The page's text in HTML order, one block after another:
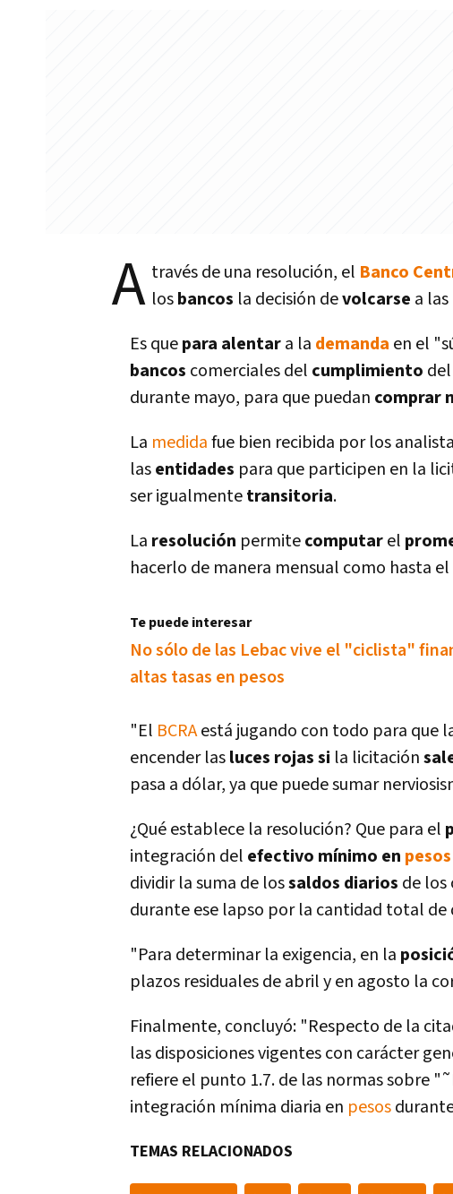
A través de una resolución, el Banco
losbancos la decisión devolcarse a las
Es quepara alentara la demanda en el
bancos comerciales del cumplimiento del
durante mayo, para que puedan comprar
La medidafue bien recibida por los
lasentidades para que participen en la
ser igualmentetransitoria.
La resolución permitecomputarel
hacerlo de manera mensual como hasta
Te puede interesar
No sólo de las Lebac vive el "ciclista"
altas tasas en pesos
"El BCRAestá jugando con todo para que
encender lasluces rojas si la licitación
pasa a dólar, ya que puede sumar
¿Qué establece la resolución? Que para el
integración del efectivo mí­nimo en pesos
dividir la suma de lossaldos diarios de
durante ese lapso por la cantidad total de
"Para determinar la exigencia, en la
plazos residuales de abril y en agosto la
Finalmente, concluyó: "Respecto de la
las disposiciones vigentes con carácter
refiere el punto 1.7. de las normas sobre
integración mí­nima diaria en pesos
TEMAS RELACIONADOS